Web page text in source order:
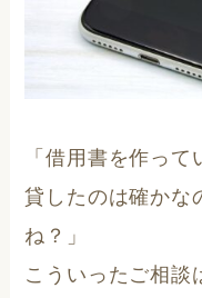
「借用書を作っ
貸したのは確かな
ね？」
こういったご相談